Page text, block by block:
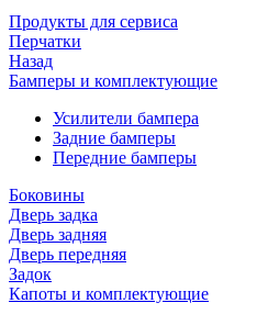
Продукты для сервиса
Перчатки
Назад
Бамперы и комплектующие
Усилители бампера
Задние бамперы
Передние бамперы
Боковины
Дверь задка
Дверь задняя
Дверь передняя
Задок
Капоты и комплектующие